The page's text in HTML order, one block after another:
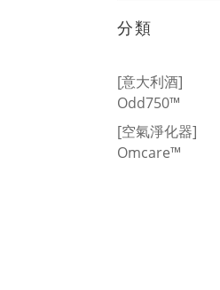
分類
[意大利酒]
Odd750™
[空氣淨化器]
Omcare™